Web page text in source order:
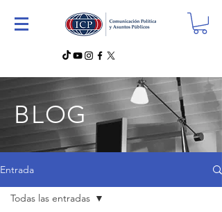
BLOG
Entrada
Todas las entradas